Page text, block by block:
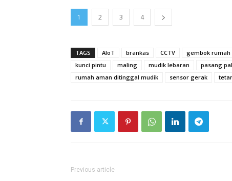
1 2 3 4
TAGS AIoT brankas CCTV gembok rumah
kunci pintu
maling mudik lebaran pasang
rumah aman ditinggal mudik
sensor gerak
Previous article